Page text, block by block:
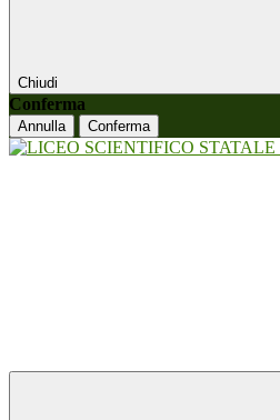
Chiudi
Conferma
Annulla Conferma